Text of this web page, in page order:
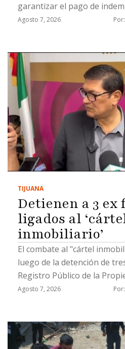
garantizar el pago de
fallecimiento a los
Agosto 7, 2026 Por:
TIJUANA
Detienen a 3
ligados al
inmobiliario’
El combate al "cártel
luego de la detención de
Registro Público de la
como un civil, por hacer
Buenrostro.Los detenidos
cambios de propietarios
Agosto 7, 2026 Por: